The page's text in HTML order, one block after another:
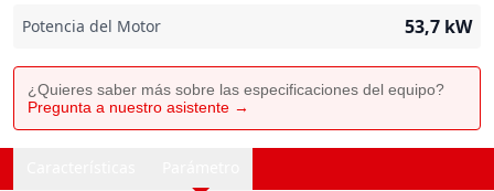
Potencia del Motor 53,7 kW
¿Quieres saber más sobre las especificaciones del equipo?
Pregunta a nuestro asistente →